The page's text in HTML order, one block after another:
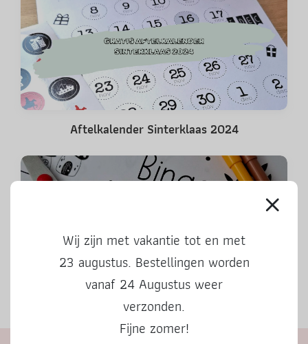
Aftelkalender Sinterklaas 2024
Herfstbingo
Wij zijn met vakantie tot en met
23 augustus. Bestellingen worden
vanaf 24 Augustus weer
verzonden.
Fijne zomer!